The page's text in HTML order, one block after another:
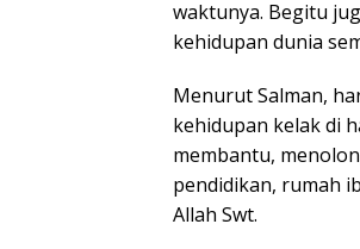
waktunya. Begitu
kehidupan dunia
Menurut Salman,
kehidupan kelak di
membantu,
pendidikan, rumah
Allah Swt.